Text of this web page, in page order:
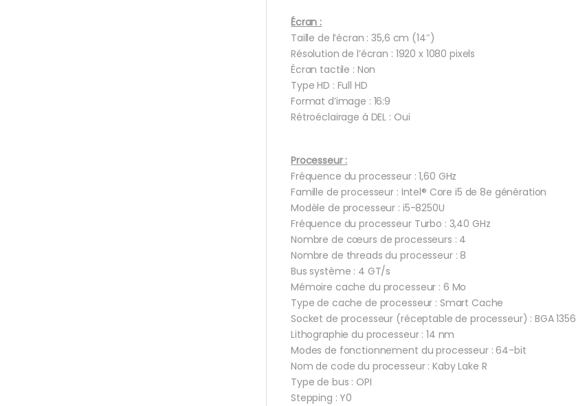
Écran :
Taille de l’écran : 35,6 cm (14″)
Résolution de l’écran : 1920 x 1080 pixels
Écran tactile : Non
Type HD : Full HD
Format d’image : 16:9
Rétroéclairage à DEL : Oui
Processeur :
Fréquence du processeur : 1,60 GHz
Famille de processeur : Intel® Core i5 de 8e génération
Modèle de processeur : i5-8250U
Fréquence du processeur Turbo : 3,40 GHz
Nombre de cœurs de processeurs : 4
Nombre de threads du processeur : 8
Bus système : 4 GT/s
Mémoire cache du processeur : 6 Mo
Type de cache de processeur : Smart Cache
Socket de processeur (réceptable de processeur) : BGA 1356
Lithographie du processeur : 14 nm
Modes de fonctionnement du processeur : 64-bit
Nom de code du processeur : Kaby Lake R
Type de bus : OPI
Stepping : Y0